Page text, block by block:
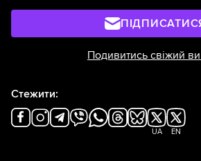
Подивитись свіжий
Стежити:
UA EN